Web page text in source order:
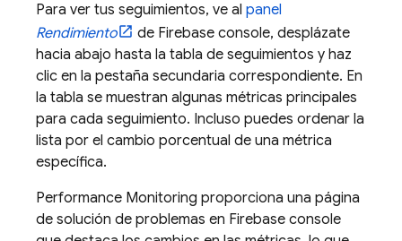
Para ver tus seguimientos, ve al panel
Rendimiento
de Firebase console, desplázate
hacia abajo hasta la tabla de seguimientos y haz
clic en la pestaña secundaria correspondiente. En
la tabla se muestran algunas métricas principales
para cada seguimiento. Incluso puedes ordenar la
lista por el cambio porcentual de una métrica
específica.
Performance Monitoring proporciona una página
de solución de problemas en Firebase console